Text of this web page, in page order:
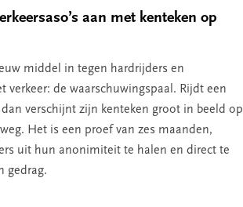
aan met kenteken op
middel in tegen hardrijders en
verkeer: de waarschuwingspaal. Rijdt een
verschijnt zijn kenteken groot in beeld op
Het is een proef van zes maanden,
uit hun anonimiteit te halen en direct te
gedrag.